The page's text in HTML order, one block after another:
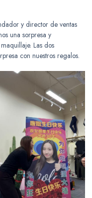
y director de ventas
una sorpresa y
Las dos
con nuestros regalos.